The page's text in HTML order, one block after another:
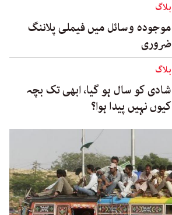
بلاگ
موجودہ وسائل میں فیملی پلاننگ
ضروری
بلاگ
شادی کو سال ہو گیا، ابھی تک بچہ
کیوں نہیں پیدا ہوا؟